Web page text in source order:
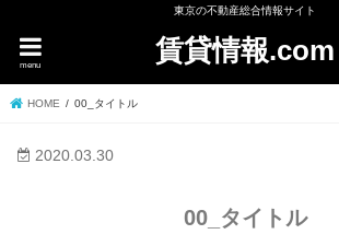
東京の不動産総合情報サイト
賃貸情報.com
menu
HOME 00_タイトル
2020.03.30
00_タイトル